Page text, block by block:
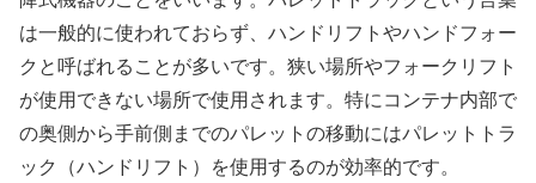
は一般的に使われておらず、ハンドリフトやハンドフォー
クと呼ばれることが多いです。狭い場所やフォークリフト
が使用できない場所で使用されます。特にコンテナ内部で
の奥側から手前側までのパレットの移動にはパレットトラ
ック（ハンドリフト）を使用するのが効率的です。